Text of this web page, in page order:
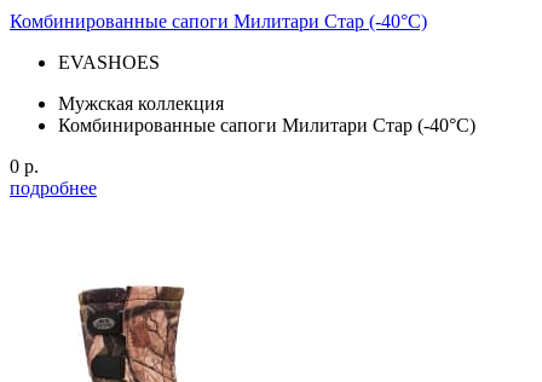
Комбинированные сапоги Милитари Стар (-40°С)
EVASHOES
Мужская коллекция
Комбинированные сапоги Милитари Стар (-40°С)
0 р.
подробнее